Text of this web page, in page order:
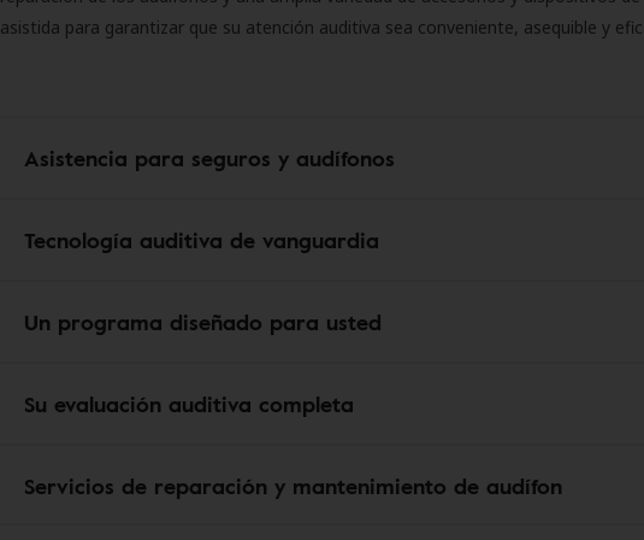
asistida para garantizar que su atención auditiva sea conveniente, asequible y
Asistencia para seguros y audífonos
Tecnología auditiva de vanguardia
Un programa diseñado para usted
Su evaluación auditiva completa
Servicios de reparación y mantenimiento de audífon